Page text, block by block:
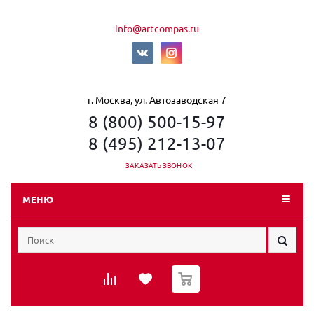
info@artcompas.ru
г. Москва, ул. Автозаводская 7
8 (800) 500-15-97
8 (495) 212-13-07
ЗАКАЗАТЬ ЗВОНОК
МЕНЮ
0